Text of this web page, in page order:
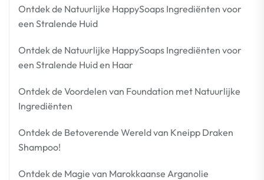
Ontdek de Natuurlijke HappySoaps Ingrediënten voor
een Stralende Huid
Ontdek de Natuurlijke HappySoaps Ingrediënten voor
een Stralende Huid en Haar
Ontdek de Voordelen van Foundation met Natuurlijke
Ingrediënten
Ontdek de Betoverende Wereld van Kneipp Draken
Shampoo!
Ontdek de Magie van Marokkaanse Arganolie